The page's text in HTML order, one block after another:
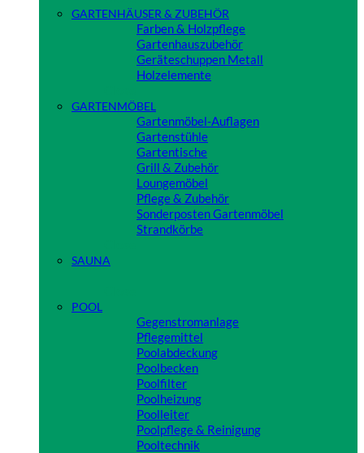
GARTENHÄUSER & ZUBEHÖR
Farben & Holzpflege
Gartenhauszubehör
Geräteschuppen Metall
Holzelemente
GARTENMÖBEL
Gartenmöbel-Auflagen
Gartenstühle
Gartentische
Grill & Zubehör
Loungemöbel
Pflege & Zubehör
Sonderposten Gartenmöbel
Strandkörbe
SAUNA
POOL
Gegenstromanlage
Pflegemittel
Poolabdeckung
Poolbecken
Poolfilter
Poolheizung
Poolleiter
Poolpflege & Reinigung
Pooltechnik